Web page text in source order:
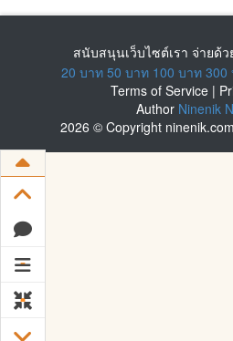
สนับสนุนเว็บไซต์เรา จ่ายด้ว
20 บาท 50 บาท 100 บาท 300
Terms of Service |
Author Ninenik
2026 © Copyright